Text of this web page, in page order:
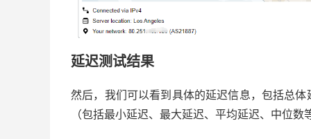
延迟测试结果
然后，我们可以看到具体的延迟信息，包括总
（包括最小延迟、最大延迟、平均延迟、中位